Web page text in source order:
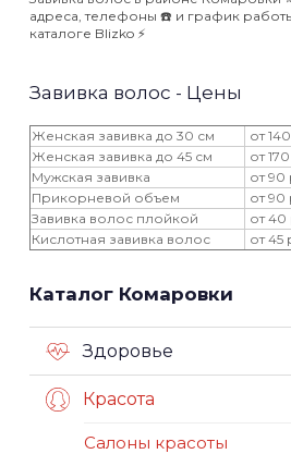
адреса, телефоны ☎️ и график
каталоге Blizko ⚡️
Завивка волос - Цены
Женская завивка до 30 см
от
Женская завивка до 45 см
от
Мужская завивка
от 90
Прикорневой объем
от 90
Завивка волос плойкой
от 40
Кислотная завивка волос
от 45
Каталог Комаровки
Здоровье
Красота
Салоны красоты